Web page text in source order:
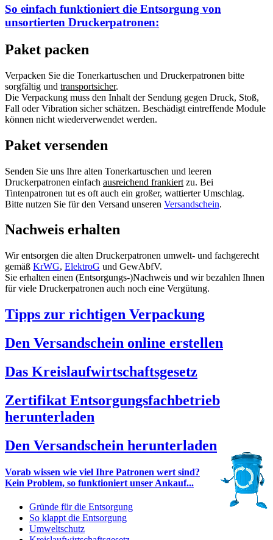
So einfach funktioniert die Entsorgung von
unsortierten Druckerpatronen:
Paket packen
Verpacken Sie die Tonerkartuschen und Druckerpatronen bitte
sorgfältig und transportsicher.
Die Verpackung muss den Inhalt der Sendung gegen Druck, Stoß,
Fall oder Vibration sicher schätzen. Beschädigt eintreffende Module
können nicht wiederverwendet werden.
Paket versenden
Senden Sie uns Ihre alten Tonerkartuschen und leeren
Druckerpatronen einfach ausreichend frankiert zu. Bei
Tintenpatronen tut es oft auch ein großer, wattierter Umschlag.
Bitte nutzen Sie für den Versand unseren Versandschein.
Nachweis erhalten
Wir entsorgen die alten Druckerpatronen umwelt- und fachgerecht
gemäß KrWG, ElektroG und GewAbfV.
Sie erhalten einen (Entsorgungs-)Nachweis und wir bezahlen Ihnen
für viele Druckerpatronen auch noch eine Vergütung.
Tipps zur richtigen Verpackung
Den Versandschein online erstellen
Das Kreislaufwirtschaftsgesetz
Zertifikat Entsorgungsfachbetrieb
herunterladen
Den Versandschein herunterladen
Vorab wissen wie viel Ihre Patronen wert sind?
Kein Problem, so funktioniert unser Ankauf...
Gründe für die Entsorgung
So klappt die Entsorgung
Umweltschutz